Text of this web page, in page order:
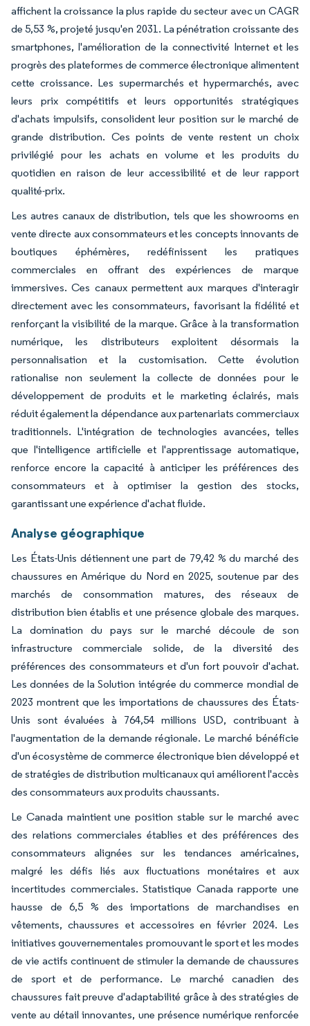
affichent la croissance la plus rapide du secteur avec un CAGR
de 5,53 %, projeté jusqu'en 2031. La pénétration croissante des
smartphones, l'amélioration de la connectivité Internet et les
progrès des plateformes de commerce électronique alimentent
cette croissance. Les supermarchés et hypermarchés, avec
leurs prix compétitifs et leurs opportunités stratégiques
d'achats impulsifs, consolident leur position sur le marché de
grande distribution. Ces points de vente restent un choix
privilégié pour les achats en volume et les produits du
quotidien en raison de leur accessibilité et de leur rapport
qualité-prix.
Les autres canaux de distribution, tels que les showrooms en
vente directe aux consommateurs et les concepts innovants de
boutiques éphémères, redéfinissent les pratiques
commerciales en offrant des expériences de marque
immersives. Ces canaux permettent aux marques d'interagir
directement avec les consommateurs, favorisant la fidélité et
renforçant la visibilité de la marque. Grâce à la transformation
numérique, les distributeurs exploitent désormais la
personnalisation et la customisation. Cette évolution
rationalise non seulement la collecte de données pour le
développement de produits et le marketing éclairés, mais
réduit également la dépendance aux partenariats commerciaux
traditionnels. L'intégration de technologies avancées, telles
que l'intelligence artificielle et l'apprentissage automatique,
renforce encore la capacité à anticiper les préférences des
consommateurs et à optimiser la gestion des stocks,
garantissant une expérience d'achat fluide.
Analyse géographique
Les États-Unis détiennent une part de 79,42 % du marché des
chaussures en Amérique du Nord en 2025, soutenue par des
marchés de consommation matures, des réseaux de
distribution bien établis et une présence globale des marques.
La domination du pays sur le marché découle de son
infrastructure commerciale solide, de la diversité des
préférences des consommateurs et d'un fort pouvoir d'achat.
Les données de la Solution intégrée du commerce mondial de
2023 montrent que les importations de chaussures des États-
Unis sont évaluées à 764,54 millions USD, contribuant à
l'augmentation de la demande régionale. Le marché bénéficie
d'un écosystème de commerce électronique bien développé et
de stratégies de distribution multicanaux qui améliorent l'accès
des consommateurs aux produits chaussants.
Le Canada maintient une position stable sur le marché avec
des relations commerciales établies et des préférences des
consommateurs alignées sur les tendances américaines,
malgré les défis liés aux fluctuations monétaires et aux
incertitudes commerciales. Statistique Canada rapporte une
hausse de 6,5 % des importations de marchandises en
vêtements, chaussures et accessoires en février 2024. Les
initiatives gouvernementales promouvant le sport et les modes
de vie actifs continuent de stimuler la demande de chaussures
de sport et de performance. Le marché canadien des
chaussures fait preuve d'adaptabilité grâce à des stratégies de
vente au détail innovantes, une présence numérique renforcée